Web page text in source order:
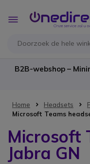
Toggle
Nav
B2B-webshop –
Home Headsets
Microsoft Teams
Microsoft
Jabra GN